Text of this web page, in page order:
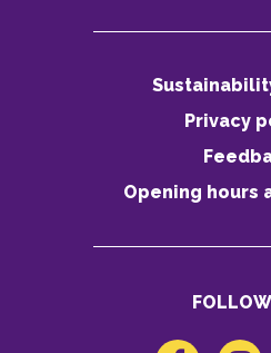
Privacy
Opening hours